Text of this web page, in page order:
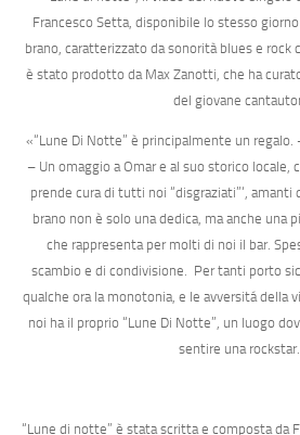
Francesco Setta, disponibile lo stesso
brano, caratterizzato da sonorità blues e rock
è stato prodotto da Max Zanotti, che ha
del giovane
«“Lune Di Notte” è principalmente un regalo.
– Un omaggio a Omar e al suo storico locale,
prende cura di tutti noi “disgraziati”‘,
brano non è solo una dedica, ma anche una
che rappresenta per molti di noi il bar.
scambio e di condivisione. Per tanti porto
qualche ora la monotonia, e le avversitá della
noi ha il proprio “Lune Di Notte”, un luogo
sentire una rockstar.
“Lune di notte” è stata scritta e composta da